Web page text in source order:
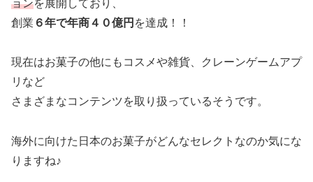
ョンを展開しており、
創業 ６年で年商４０億円 を達成！！
現在はお菓子の他にもコスメや雑貨、クレーンゲームアプ
リなど
さまざまなコンテンツを取り扱っているそうです。
海外に向けた日本のお菓子がどんなセレクトなのか気にな
りますね♪